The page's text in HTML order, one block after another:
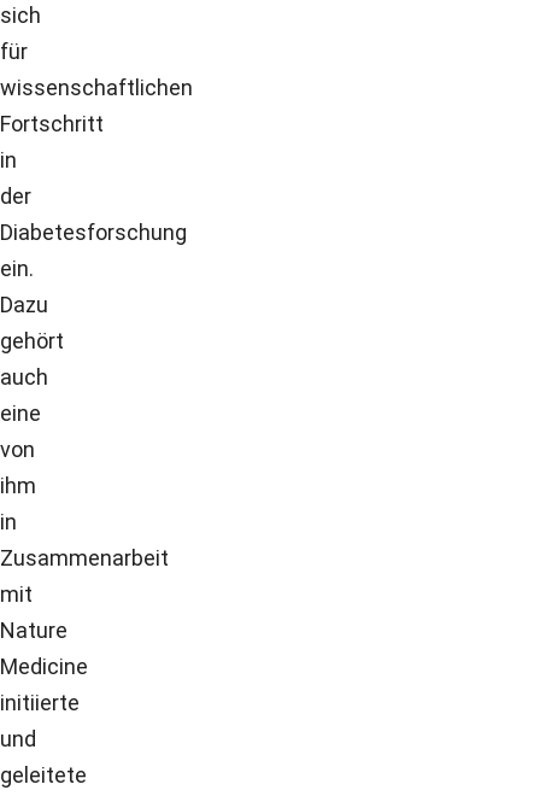
sich
für
wissenschaftlichen
Fortschritt
in
der
Diabetesforschung
ein.
Dazu
gehört
auch
eine
von
ihm
in
Zusammenarbeit
mit
Nature
Medicine
initiierte
und
geleitete